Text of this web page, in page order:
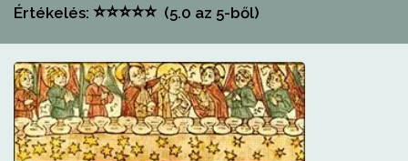
Értékelés: ⭐⭐⭐⭐⭐(5.0 az 5-ből)